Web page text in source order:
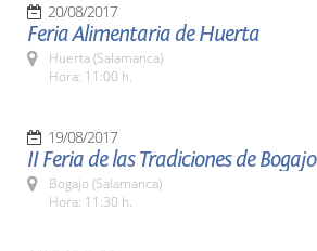
20/08/2017
Feria Alimentaria de Huerta
Huerta (Salamanca)
Hora: 11:00 h.
19/08/2017
II Feria de las Tradiciones de Bogajo
Bogajo (Salamanca)
Hora: 11:30 h.